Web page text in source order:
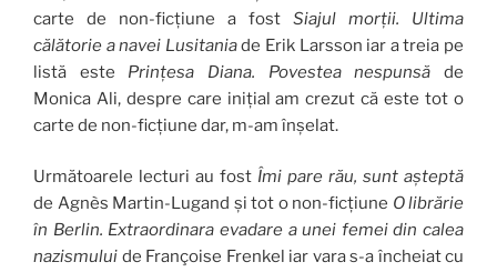
carte de non-ficțiune a fost Siajul morții. Ultima
călătorie a navei Lusitaniade Erik Larsson iar a treia pe
listă este Prințesa Diana. Povestea nespunsă de
Monica Ali, despre care inițial am crezut că este tot o
carte de non-ficțiune dar, m-am înșelat.
Următoarele lecturi au fost Îmi pare rău, sunt așteptă
de Agnès Martin-Lugand și tot o non-ficțiune O librărie
în Berlin. Extraordinara evadare a unei femei din calea
nazismului de Françoise Frenkel iar vara s-a încheiat cu